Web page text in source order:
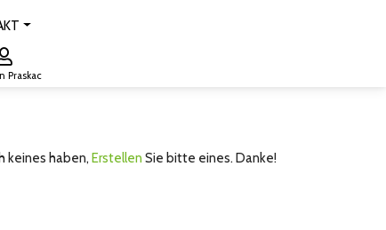
Praskac
keines haben, Erstellen Sie bitte eines. Danke!